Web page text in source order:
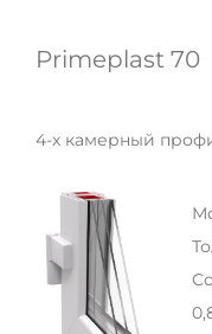
Primeplast 70
4-х камерный